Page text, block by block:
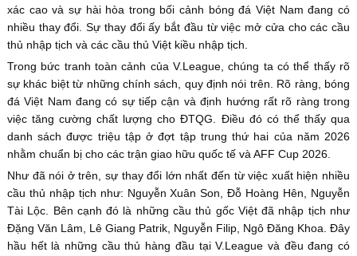
xác cao và sự hài hòa trong bối cảnh bóng đá Việt Nam đang có
nhiều thay đổi. Sự thay đổi ấy bắt đầu từ việc mở cửa cho các cầu
thủ nhập tịch và các cầu thủ Việt kiều nhập tịch.
Trong bức tranh toàn cảnh của V.League, chúng ta có thể thấy rõ
sự khác biệt từ những chính sách, quy định nói trên. Rõ ràng, bóng
đá Việt Nam đang có sự tiếp cận và định hướng rất rõ ràng trong
việc tăng cường chất lượng cho ĐTQG. Điều đó có thể thấy qua
danh sách được triệu tập ở đợt tập trung thứ hai của năm 2026
nhằm chuẩn bị cho các trận giao hữu quốc tế và AFF Cup 2026.
Như đã nói ở trên, sự thay đổi lớn nhất đến từ việc xuất hiện nhiều
cầu thủ nhập tịch như: Nguyễn Xuân Son, Đỗ Hoàng Hên, Nguyễn
Tài Lộc. Bên cạnh đó là những cầu thủ gốc Việt đã nhập tịch như
Đặng Văn Lâm, Lê Giang Patrik, Nguyễn Filip, Ngô Đăng Khoa. Đây
hầu hết là những cầu thủ hàng đầu tại V.League và đều đang có